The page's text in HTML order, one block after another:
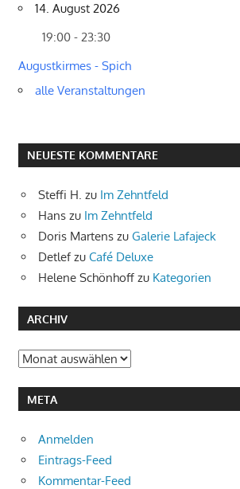
14. August 2026
19:00 - 23:30
Augustkirmes - Spich
alle Veranstaltungen
NEUESTE KOMMENTARE
Steffi H. zu Im Zehntfeld
Hans zu Im Zehntfeld
Doris Martens zu Galerie Lafajeck
Detlefzu Café Deluxe
Helene Schönhoff zu Kategorien
ARCHIV
Archiv
META
Anmelden
Eintrags-Feed
Kommentar-Feed